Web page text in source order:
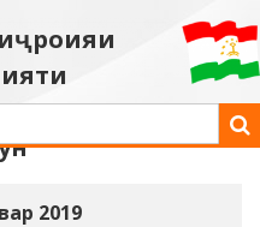
шаҳри
2019